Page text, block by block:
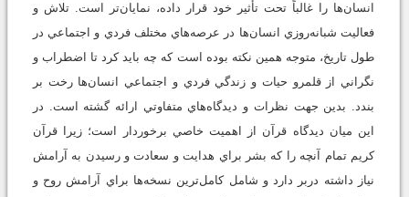
انسان‌ها را غالباً تحت تأثير خود قرار داده، نمايان‌تر است. تلاش و
فعاليت شبانه‌روزي انسان‌ها در عرصه‌هاي مختلف فردي و اجتماعي در
طول تاريخ، متوجه همين نکته بوده است که چه بايد کرد تا اضطراب و
نگراني از قلمرو حيات و زندگي فردي و اجتماعي انسان‌ها رخت بر
بندد. بدين جهت نظرات و ديدگاه‌هاي متفاوتي ارائه گشته است. در
اين ميان ديدگاه قرآن از اهميت خاصي برخوردار است؛ زيرا قرآن
کريم تمام آنچه را که بشر براي هدايت و سعادت و رسيدن به آرامش
نياز داشته دربر دارد و شامل کامل‌ترين نسخه‌ها براي آرامش روح و